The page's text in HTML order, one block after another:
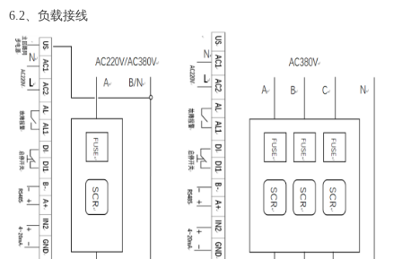
6.2、负载接线